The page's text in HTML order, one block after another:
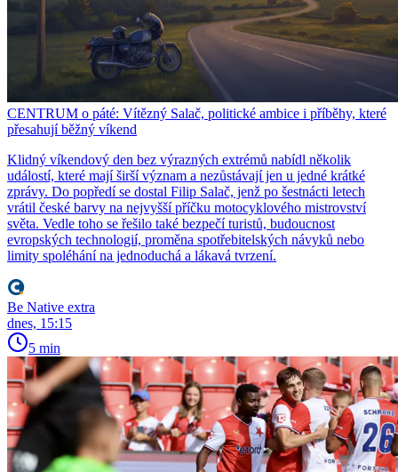
CENTRUM o páté: Vítězný Salač, politické ambice i příběhy, které
přesahují běžný víkend
Klidný víkendový den bez výrazných extrémů nabídl několik
událostí, které mají širší význam a nezůstávají jen u jedné krátké
zprávy. Do popředí se dostal Filip Salač, jenž po šestnácti letech
vrátil české barvy na nejvyšší příčku motocyklového mistrovství
světa. Vedle toho se řešilo také bezpečí turistů, budoucnost
evropských technologií, proměna spotřebitelských návyků nebo
limity spoléhání na jednoduchá a lákavá tvrzení.
Be Native extra
dnes, 15:15
5 min